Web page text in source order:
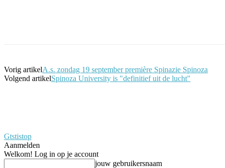
Vorig artikelA.s. zondag 19 september première Spinazie Spinoza
Volgend artikelSpinoza University is "definitief uit de lucht"
Gtstistop
Aanmelden
Welkom! Log in op je account
jouw gebruikersnaam